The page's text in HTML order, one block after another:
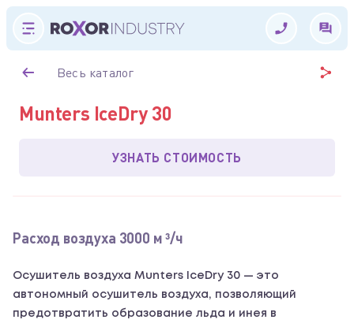
Весь каталог
Munters IceDry 30
УЗНАТЬ СТОИМОСТЬ
Расход воздуха 3000 м ³/ч
Осушитель воздуха Munters IceDry 30 — это
автономный осушитель воздуха, позволяющий
предотвратить образование льда и инея в